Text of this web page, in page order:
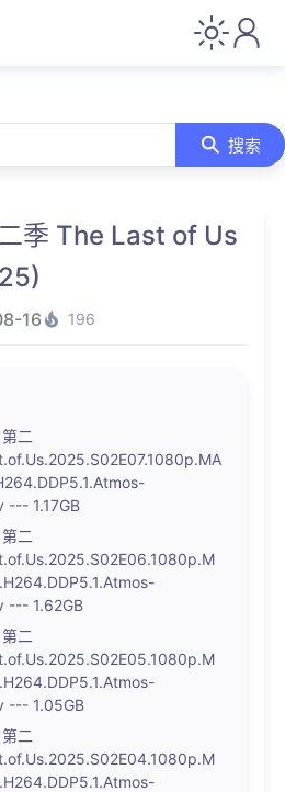
搜索
季 The Last of Us
16 196
二
--- 1.17GB
二
--- 1.62GB
二
--- 1.05GB
二